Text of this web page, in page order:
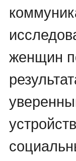
женщин